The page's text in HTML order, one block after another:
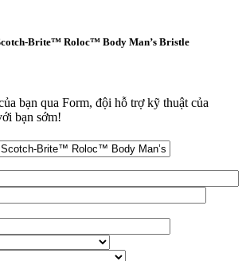
Brite™ Roloc™ Body Man’s Bristle
bạn qua Form, đội hỗ trợ kỹ thuật của
bạn sớm!